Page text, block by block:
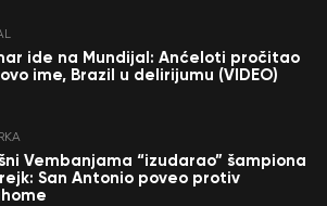
ide na Mundijal: Anćeloti pročitao
ime, Brazil u delirijumu (VIDEO)
Vembanjama “izudarao” šampiona
San Antonio poveo protiv